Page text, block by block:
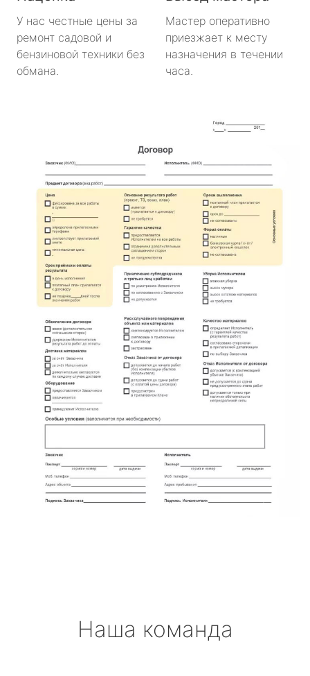
У нас честные цены за
ремонт садовой и
бензиновой техники без
обмана.
Мастер оперативно
приезжает к месту
назначения в течении
часа.
Наша команда